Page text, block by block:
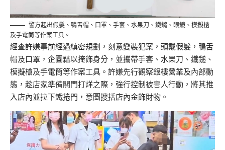
警方起出假髮、鴨舌帽、口罩、手套、水果刀、鐵鎚、眼鏡、模擬槍
及手電筒等作案工具。
經查許嫌事前經過縝密規劃，刻意變裝犯案，頭戴假髮， 鴨舌
帽及口罩，企圖藉以掩飾身分，並攜帶手套、水果刀、鐵鎚、
模擬槍及手電筒等作案工具。許嫌先行觀察銀樓營業及內部動
態， 趁店家準備關門打烊之際，強行控制被害人行動， 將其推
入店內並拉下鐵捲門，意圖搜括店內金飾財物。